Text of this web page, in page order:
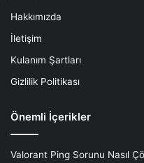
Hakkımızda
İletişim
Kulanım Şartları
Gizlilik Politikası
Önemli İçerikler
Valorant Ping Sorunu Nasıl